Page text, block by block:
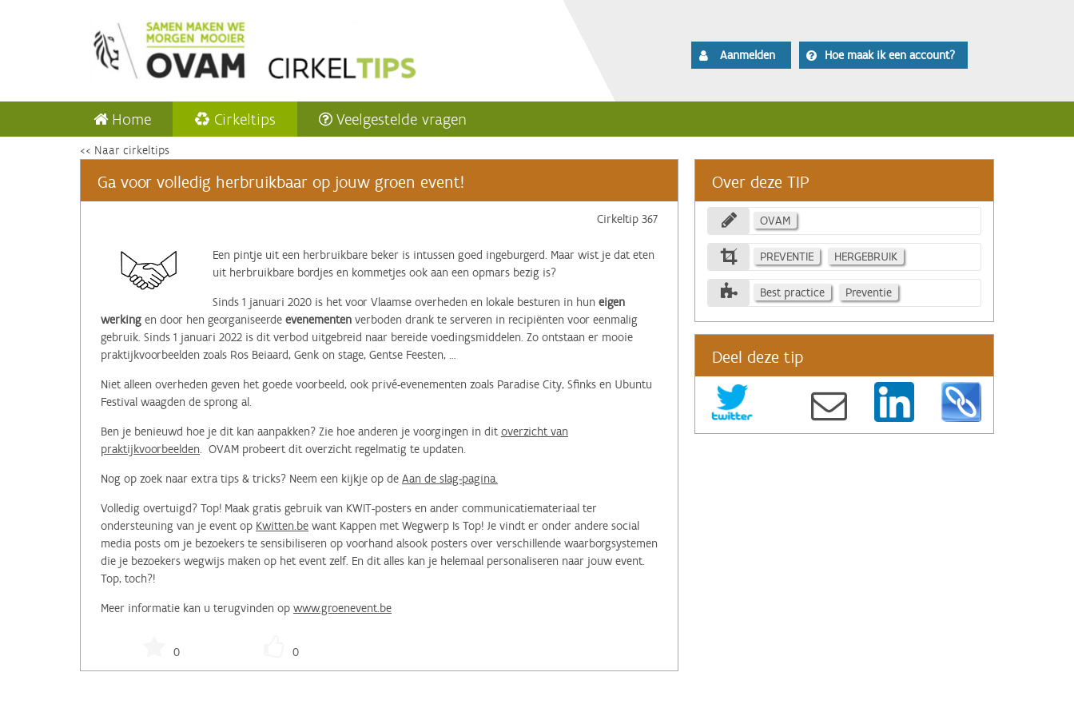
Aanmelden Hoe maak ik een account?
Home Cirkeltips Veelgestelde vragen
<< Naar cirkeltips
Ga voor volledig herbruikbaar op jouw groen event!
Cirkeltip 367
Een pintje uit een herbruikbare beker is intussen goed ingeburgerd. Maar wist je dat eten
uit herbruikbare bordjes en kommetjes ook aan een opmars bezig is?
Sinds 1 januari 2020 is het voor Vlaamse overheden en lokale besturen in hun eigen
werking en door hen georganiseerde evenementen verboden drank te serveren in recipiënten voor eenmalig
gebruik. Sinds 1 januari 2022 is dit verbod uitgebreid naar bereide voedingsmiddelen. Zo ontstaan er mooie
praktijkvoorbeelden zoals Ros Beiaard, Genk on stage, Gentse Feesten, …
Niet alleen overheden geven het goede voorbeeld, ook privé-evenementen zoals Paradise City, Sfinks en Ubuntu
Festival waagden de sprong al.
Ben je benieuwd hoe je dit kan aanpakken? Zie hoe anderen je voorgingen in ditoverzicht van
praktijkvoorbeelden. OVAM probeert dit overzicht regelmatig te updaten.
Nog op zoek naar extra tips & tricks? Neem een kijkje op de Aan de slag-pagina.
Volledig overtuigd? Top! Maak gratis gebruik van KWIT-posters en ander communicatiemateriaal ter
ondersteuning van je event op Kwitten.be want Kappen met Wegwerp Is Top! Je vindt er onder andere social
media posts om je bezoekers te sensibiliseren op voorhand alsook posters over verschillende waarborgsystemen
die je bezoekers wegwijs maken op het event zelf. En dit alles kan je helemaal personaliseren naar jouw event.
Top, toch?!
Meer informatie kan u terugvinden op www.groenevent.be
0 0
Over deze TIP
OVAM
PREVENTIE HERGEBRUIK
Best practice Preventie
Deel deze tip